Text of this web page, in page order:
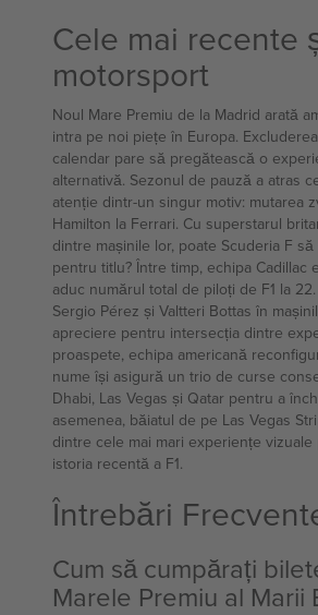
Cele mai recente
motorsport
Noul Mare Premiu de la Madrid arată
intra pe noi piețe în Europa.
calendar pare să pregătească o
alternativă. Sezonul de pauză a atras
atenție dintr-un singur motiv: mutarea
Hamilton la Ferrari. Cu superstarul
dintre mașinile lor, poate Scuderia F
pentru titlu? Între timp, echipa Cadillac
aduc numărul total de piloți de F1 la
Sergio Pérez și Valtteri Bottas în
apreciere pentru intersecția dintre
proaspete, echipa americană
nume își asigură un trio de curse
Dhabi, Las Vegas și Qatar pentru a
asemenea, băiatul de pe Las Vegas
dintre cele mai mari experiențe
istoria recentă a F1.
Întrebări
Cum să cumpărați
Marele Premiu al Marii